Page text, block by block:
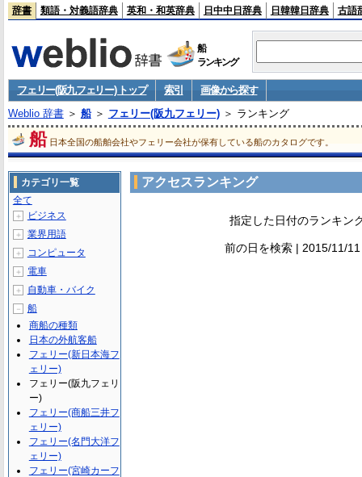
辞書 類語・対義語辞典 英和・和英辞典 日中中日辞典 日韓韓日辞典 古語
船
ランキング
フェリー(阪九フェリー) トップ 索引
画像から探す
Weblio 辞書＞ 船＞ フェリー(阪九フェリー)＞ ランキング
船 日本全国の船舶会社やフェリー会社が保有している船のカタログです。
アクセスランキング
指定した日付のランキン
前の日を検索 | 2015/11/
カテゴリ一覧
全て
＋ ビジネス
＋ 業界用語
＋ コンピュータ
＋ 電車
＋ 自動車・バイク
－
船
商船の種類
日本の外航客船
フェリー(新日本海フ
ェリー)
フェリー(阪九フェリ
ー)
フェリー(商船三井フ
ェリー)
フェリー(名門大洋フ
ェリー)
フェリー(宮崎カーフ